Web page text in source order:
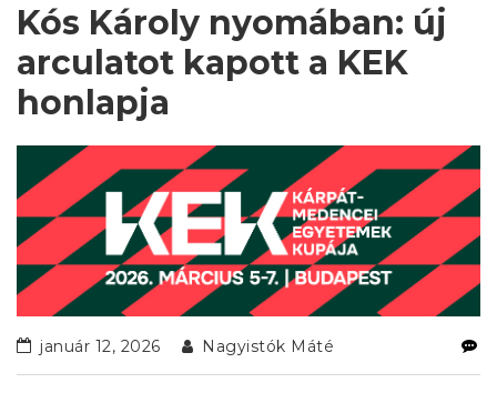
Kós Károly nyomában: új
arculatot kapott a KEK
honlapja
január 12, 2026 Nagyistók Máté